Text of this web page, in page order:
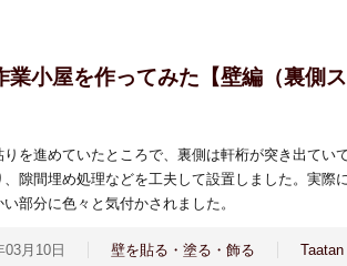
業小屋を作ってみた【壁編（裏側
を進めていたところで、裏側は軒桁が突き出てい
、隙間埋め処理などを工夫して設置しました。実際
い部分に色々と気付かされました。
03月10日 壁を貼る・塗る・飾る Taatan